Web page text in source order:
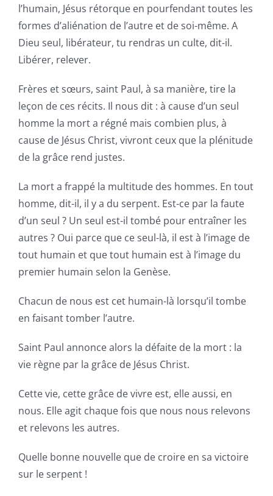
l’humain, Jésus rétorque en pourfendant toutes les
formes d’aliénation de l’autre et de soi-même. A
Dieu seul, libérateur, tu rendras un culte, dit-il.
Libérer, relever.
Frères et sœurs, saint Paul, à sa manière, tire la
leçon de ces récits. Il nous dit : à cause d’un seul
homme la mort a régné mais combien plus, à
cause de Jésus Christ, vivront ceux que la plénitude
de la grâce rend justes.
La mort a frappé la multitude des hommes. En tout
homme, dit-il, il y a du serpent. Est-ce par la faute
d’un seul ? Un seul est-il tombé pour entraîner les
autres ? Oui parce que ce seul-là, il est à l’image de
tout humain et que tout humain est à l’image du
premier humain selon la Genèse.
Chacun de nous est cet humain-là lorsqu’il tombe
en faisant tomber l’autre.
Saint Paul annonce alors la défaite de la mort : la
vie règne par la grâce de Jésus Christ.
Cette vie, cette grâce de vivre est, elle aussi, en
nous. Elle agit chaque fois que nous nous relevons
et relevons les autres.
Quelle bonne nouvelle que de croire en sa victoire
sur le serpent !